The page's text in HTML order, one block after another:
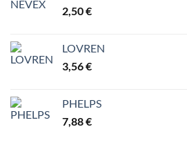
2,50€
LOVREN
3,56€
PHELPS
7,88€